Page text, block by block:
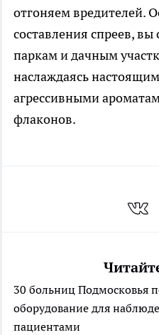
отгоняем вредителей.
составления спреев, вы
паркам и дачным
наслаждаясь
агрессивными
флаконов.
30 больниц Подмосковья
оборудование для
пациентами